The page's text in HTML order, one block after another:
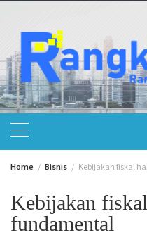
content
Home Bisnis Kebijakan fiskal
Kebijakan
fundamental